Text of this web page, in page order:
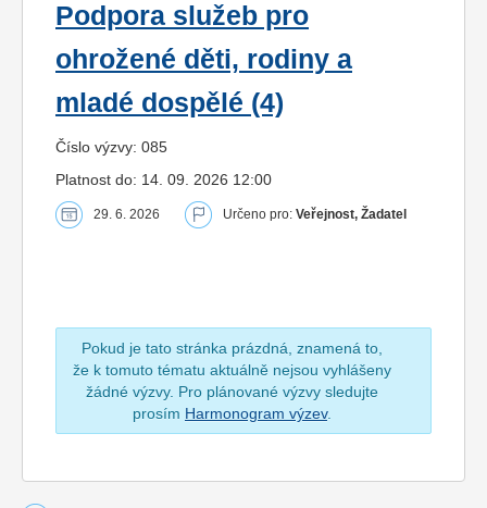
Podpora služeb pro
ohrožené děti, rodiny a
mladé dospělé (4)
Číslo výzvy: 085
Platnost do: 14. 09. 2026 12:00
29. 6. 2026 Určeno pro: Veřejnost, Žadatel
Pokud je tato stránka prázdná, znamená to,
že k tomuto tématu aktuálně nejsou vyhlášeny
žádné výzvy. Pro plánované výzvy sledujte
prosím Harmonogram výzev.